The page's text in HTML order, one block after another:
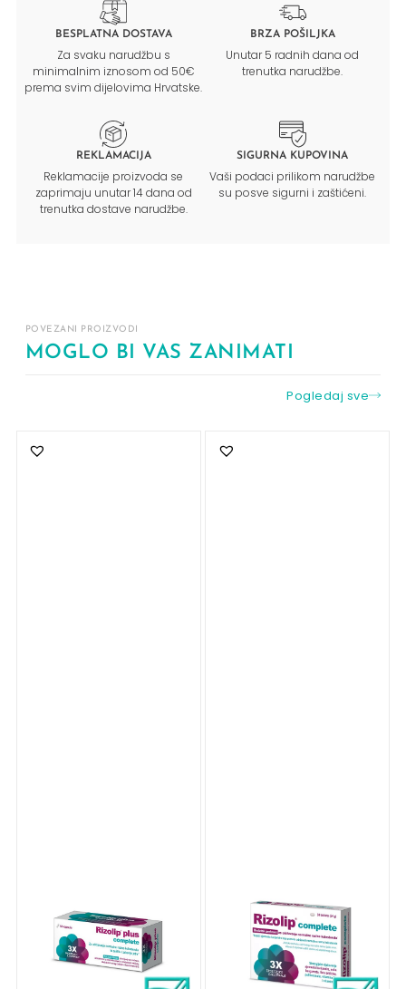
BESPLATNA DOSTAVA
Za svaku narudžbu s
minimalnim iznosom od 50€
prema svim dijelovima Hrvatske.
BRZA POŠILJKA
Unutar 5 radnih dana od
trenutka narudžbe.
REKLAMACIJA
Reklamacije proizvoda se
zaprimaju unutar 14 dana od
trenutka dostave narudžbe.
SIGURNA KUPOVINA
Vaši podaci prilikom narudžbe
su posve sigurni i zaštićeni.
POVEZANI PROIZVODI
MOGLO BI VAS ZANIMATI
Pogledaj sve